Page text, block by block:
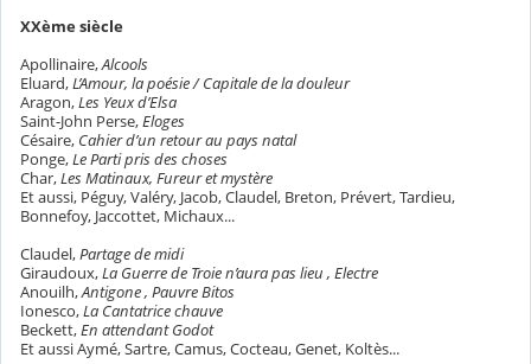
XXème siècle
Apollinaire,Alcools
Eluard,L’Amour, la poésie / Capitale de la douleur
Aragon,Les Yeux d’Elsa
Saint-John Perse,Eloges
Césaire, Cahier d’un retour au pays natal
Ponge,Le Parti pris des choses
Char,Les Matinaux, Fureur et mystère
Et aussi, Péguy, Valéry, Jacob, Claudel, Breton, Prévert, Tardieu,
Bonnefoy, Jaccottet, Michaux...
Claudel,Partage de midi
Giraudoux,La Guerrede Troie n’aura pas lieu , Electre
Anouilh,Antigone , Pauvre Bitos
Ionesco,La Cantatricechauve
Beckett,En attendant Godot
Et aussi Aymé, Sartre, Camus, Cocteau, Genet, Koltès...